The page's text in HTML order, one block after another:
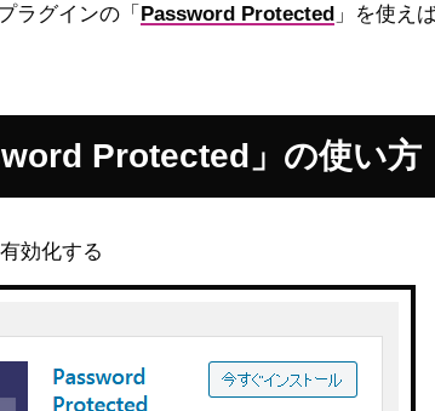
ラグインの「 Password Protected 」を使え
Protected」の使い方
効化する